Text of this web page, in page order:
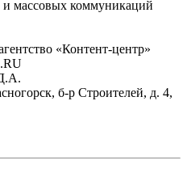
массовых коммуникаций
«Контент-центр»
б-р Строителей, д. 4,